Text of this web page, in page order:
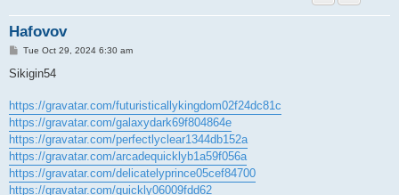
Hafovov
P
s
Tue Oct 29, 2024 6:30 am
Sikigin54
https://gravatar.com/futuristicallykingdom02f24dc81c
https://gravatar.com/galaxydark69f804864e
https://gravatar.com/perfectlyclear1344db152a
https://gravatar.com/arcadequicklyb1a59f056a
https://gravatar.com/delicatelyprince05cef84700
https://gravatar.com/quickly06009fdd62